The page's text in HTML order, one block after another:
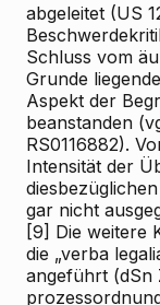
abgeleitet (US
Schluss vom
Grunde
Aspekt der
beanstanden
RS0116882).
Intensität der
gar nicht
[9] Die weitere
die „verba
angeführt (dSn